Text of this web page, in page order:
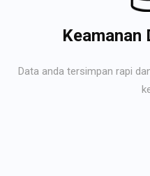
Keamanan
Data anda tersimpan rapi